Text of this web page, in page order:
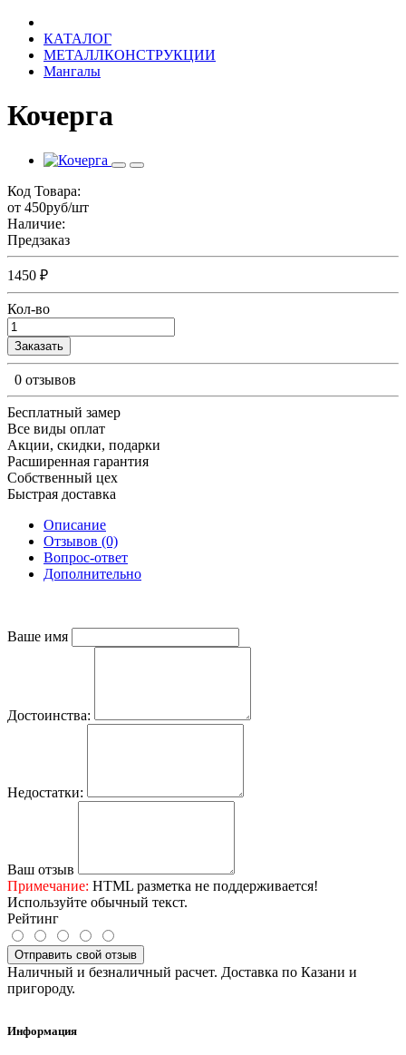
КАТАЛОГ
МЕТАЛЛКОНСТРУКЦИИ
Мангалы
Кочерга
Код Товара:
от 450руб/шт
Наличие:
Предзаказ
1450 ₽
Кол-во
Заказать
0 отзывов
Бесплатный замер
Все виды оплат
Акции, скидки, подарки
Расширенная гарантия
Собственный цех
Быстрая доставка
Описание
Отзывов (0)
Вопрос-ответ
Дополнительно
Ваше имя
Достоинства:
Недостатки:
Ваш отзыв
Примечание: HTML разметка не поддерживается!
Используйте обычный текст.
Рейтинг
Отправить свой отзыв
Наличный и безналичный расчет. Доставка по Казани и
пригороду.
Информация